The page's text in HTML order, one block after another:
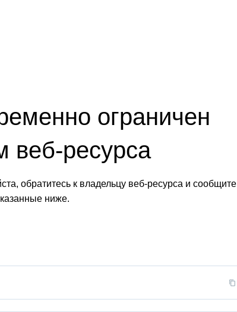
ограничен
веб-ресурса
обратитесь к владельцу веб-ресурса и сообщите
ниже.